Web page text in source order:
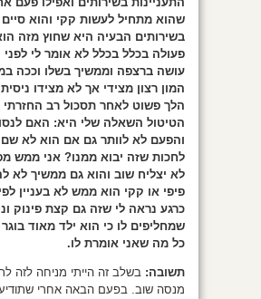
שהוא מתחיל לעשות קקי והוא סיים
בשירותים הבעיה היא שחוץ מזה
פעולה בכלל בכלל לא אומר לי לפני
עושה ברצפה וממשיך בשלו וככה
המון רצון מצידי אך לא מצידו
הלך פשוט לאחר תסכול רב החזרתי
הטיטול השאלה שלי היא: האם
והפעם לא לוותר גם אם הוא לא שם
לחכות שזה יבוא ממנו? אני ממש
לא יצליח שוב והוא גם ממשיך לא
פיפי או קקי הוא ממש לא בעניין
כרגע נראה לי שזה גם קצת פינוק
שמחליפים לו כי הוא ילד מאוד בוגר
כל מה שאני אומרת לו.
תשובה: בשלב זה הייתי מניחה לזה
מנסה שוב. בפעם הבאה אחרי